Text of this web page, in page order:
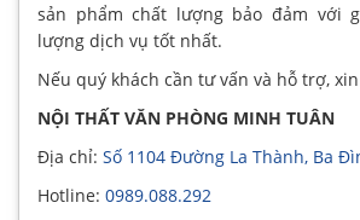
sản phẩm chất lượng bảo đảm với
lượng dịch vụ tốt nhất.
Nếu quý khách cần tư vấn và hỗ trợ,
NỘI THẤT VĂN PHÒNG MINH TUÂN
Địa chỉ: Số 1104 Đường La Thành, Ba
Hotline: 0989.088.292